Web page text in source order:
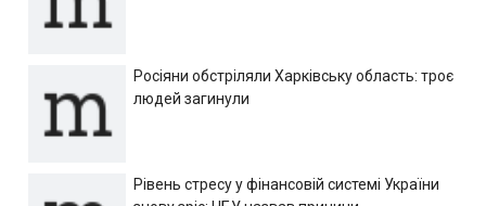
Росіяни обстріляли Харківську область: троє
людей загинули
Рівень стресу у фінансовій системі України